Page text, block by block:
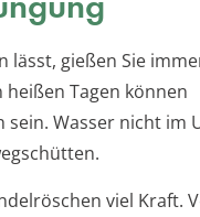
lässt, gießen Sie
Tagen können
Wasser nicht im
viel Kraft.